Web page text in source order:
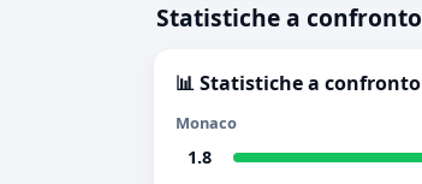
Statistiche a confronto
📊 Statistiche a confronto
Monaco
1.8